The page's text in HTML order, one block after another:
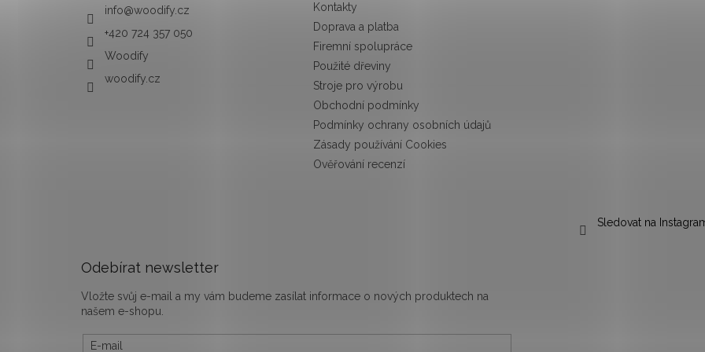
info@woodify.cz
+420 724 357 050
Woodify
woodify.cz
Kontakty
Doprava a platba
Firemní spolupráce
Použité dřeviny
Stroje pro výrobu
Obchodní podmínky
Podmínky ochrany osobních údajů
Zásady používání Cookies
Ověřování recenzí
Sledovat na
Odebírat newsletter
Vložte svůj e-mail a my vám budeme zasílat informace o nových produktech na
našem e-shopu.
E-mail